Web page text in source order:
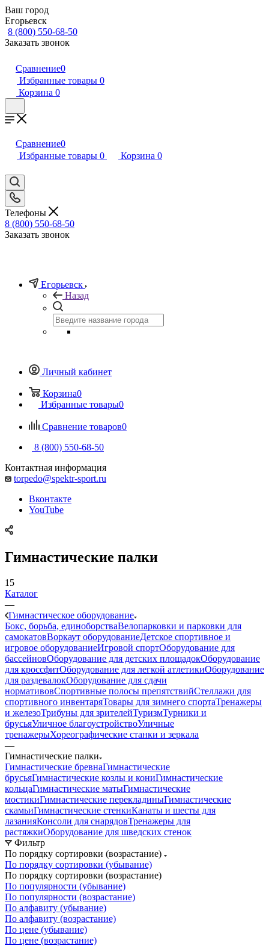
Ваш город
Егорьевск
8 (800) 550-68-50
Заказать звонок
Сравнение0
Избранные товары 0
Корзина 0
Сравнение0
Избранные товары 0 Корзина 0
Телефоны
8 (800) 550-68-50
Заказать звонок
Егорьевск
Назад
Личный кабинет
Корзина0
Избранные товары0
Сравнение товаров0
8 (800) 550-68-50
Контактная информация
torpedo@spektr-sport.ru
Вконтакте
YouTube
Гимнастические палки
15
Каталог
—
Гимнастическое оборудование
Бокс, борьба, единоборстваВелопарковки и парковки для
самокатовВоркаут оборудованиеДетское спортивное и
игровое оборудованиеИгровой спортОборудование для
бассейновОборудование для детских площадокОборудование
для кроссфитОборудование для легкой атлетикиОборудование
для раздевалокОборудование для сдачи
нормативовСпортивные полосы препятствийСтеллажи для
спортивного инвентаряТовары для зимнего спортаТренажеры
и железоТрибуны для зрителейТуризмТурники и
брусьяУличное благоустройствоУличные
тренажерыХореографические станки и зеркала
—
Гимнастические палки
Гимнастические бревнаГимнастические
брусьяГимнастические козлы и кониГимнастические
кольцаГимнастические матыГимнастические
мостикиГимнастические перекладиныГимнастические
скамьиГимнастические стенкиКанаты и шесты для
лазанияКонсоли для снарядовТренажеры для
растяжкиОборудование для шведских стенок
Фильтр
По порядку сортировки (возрастание)
По порядку сортировки (убывание)
По порядку сортировки (возрастание)
По популярности (убывание)
По популярности (возрастание)
По алфавиту (убывание)
По алфавиту (возрастание)
По цене (убывание)
По цене (возрастание)